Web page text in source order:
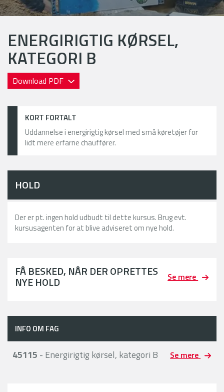
ENERGIRIGTIG KØRSEL,
KATEGORI B
Download PDF
KORT FORTALT
Uddannelse i energirigtig kørsel med små køretøjer for
lidt mere erfarne chauffører.
HOLD
Der er pt. ingen hold udbudt til dette kursus. Brug evt.
kursusagenten for at blive adviseret om nye hold.
FÅ BESKED, NÅR DER OPRETTES
NYE HOLD Se mere
INFO OM FAG
45115 - Energirigtig kørsel, kategori B Se mere